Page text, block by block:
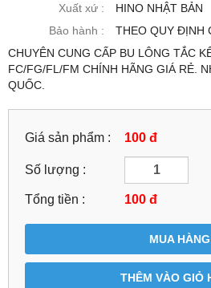
Xuất xứ :
HINO NHẬT BẢN
Bảo hành :
THEO QUY ĐỊNH
CHUYÊN CUNG CẤP BU LÔNG TẮC
FC/FG/FL/FM CHÍNH HÃNG GIÁ RẺ.
QUỐC.
Giá sản phẩm : 100 đ
Số lượng :
Tổng tiền : 100 đ
MUA HÀNG
THÊM VÀO GIỎ